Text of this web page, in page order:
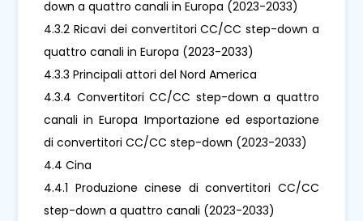
down a quattro canali in Europa (2023-2033)
4.3.2 Ricavi dei convertitori CC/CC step-down a
quattro canali in Europa (2023-2033)
4.3.3 Principali attori del Nord America
4.3.4 Convertitori CC/CC step-down a quattro
canali in Europa Importazione ed esportazione
di convertitori CC/CC step-down (2023-2033)
4.4 Cina
4.4.1 Produzione cinese di convertitori CC/CC
step-down a quattro canali (2023-2033)